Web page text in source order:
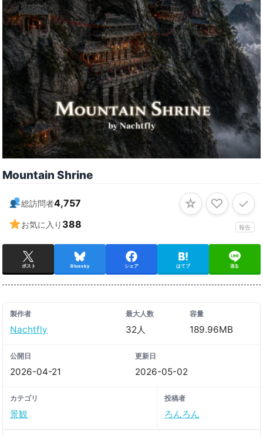
Mountain Shrine
総訪問者4,757
お気に入り 388 報告
☆ ♡ ✓
ポスト Bluesky シェア はてブ 送る
製作者
Nachtfly
最大人数
32人
容量
189.96MB
公開日
2026-04-21
更新日
2026-05-02
カテゴリ
景観
投稿者
ろんろん